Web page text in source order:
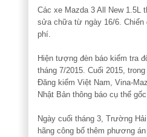
Các xe Mazda 3 All New 1.5L
sửa chữa từ ngày 16/6. Chiến
phí.
Hiện tượng đèn báo kiểm tra
tháng 7/2015. Cuối 2015,
Đăng kiểm Việt Nam, Vina-
Nhật Bản thông báo cụ thể
Ngày cuối tháng 3, Trường
hãng công bố thêm phương